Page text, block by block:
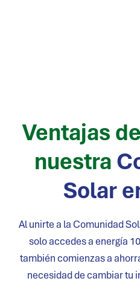
Ventajas
nuestra
Solar
Al unirte a la Comunidad
solo accedes a energía
también comienzas a
necesidad de cambiar tu